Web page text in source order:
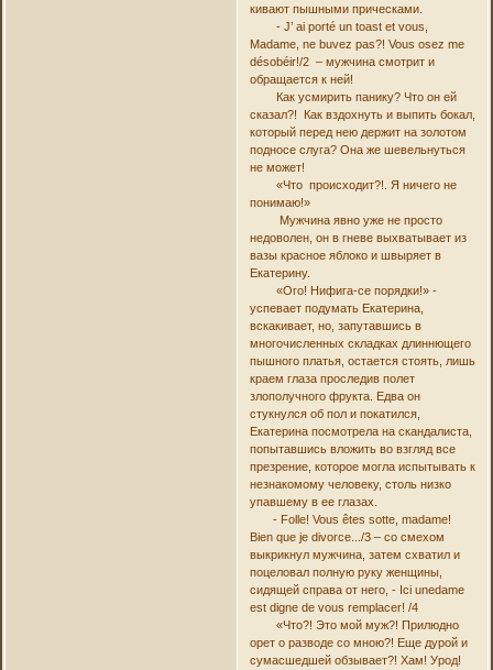
кивают пышными прическами.
- J’ ai porté un toast et vous,
Madame, ne buvez pas?! Vous osez me
désobéir!/2 – мужчина смотрит и
обращается к ней!
Как усмирить панику? Что он ей
сказал?! Как вздохнуть и выпить бокал,
который перед нею держит на золотом
подносе слуга? Она же шевельнуться
не может!
«Что происходит?!. Я ничего не
понимаю!»
Мужчина явно уже не просто
недоволен, он в гневе выхватывает из
вазы красное яблоко и швыряет в
Екатерину.
«Ого! Нифига-се порядки!» -
успевает подумать Екатерина,
вскакивает, но, запутавшись в
многочисленных складках длиннющего
пышного платья, остается стоять, лишь
краем глаза проследив полет
злополучного фрукта. Едва он
стукнулся об пол и покатился,
Екатерина посмотрела на скандалиста,
попытавшись вложить во взгляд все
презрение, которое могла испытывать к
незнакомому человеку, столь низко
упавшему в ее глазах.
- Folle! Vous êtes sotte, madame!
Bien que je divorce.../3 – со смехом
выкрикнул мужчина, затем схватил и
поцеловал полную руку женщины,
сидящей справа от него, - Ici unedame
est digne de vous remplacer! /4
«Что?! Это мой муж?! Прилюдно
орет о разводе со мною?! Еще дурой и
сумасшедшей обзывает?! Хам! Урод!